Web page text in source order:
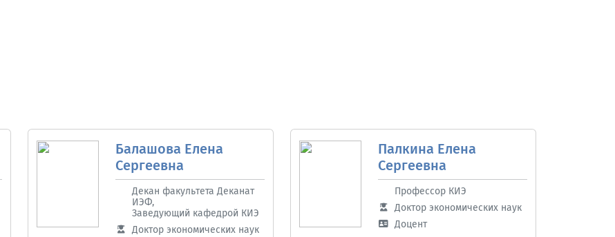
Балашова Елена
Сергеевна
Декан факультета Деканат
ИЭФ,
Заведующий кафедрой КИЭ
Доктор экономических наук
Палкина Елена
Сергеевна
Профессор КИЭ
Доктор экономических наук
Доцент